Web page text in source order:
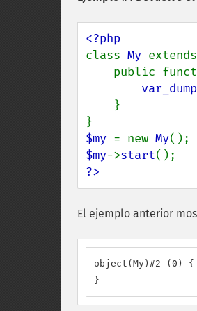
class My extends
public
var_dump
$my = new My
$my->start
?>
El ejemplo anterior
object(My)#2 (0) {
}